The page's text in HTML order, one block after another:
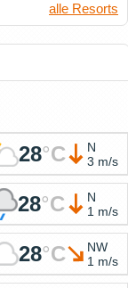
alle Resorts
28°C
N
3 m/s
28°C
N
1 m/s
28°C
NW
1 m/s